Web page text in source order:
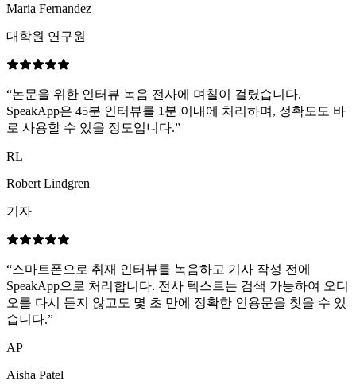
Maria Fernandez
대학원 연구원
“논문을 위한 인터뷰 녹음 전사에 며칠이 걸렸습니다.
SpeakApp은 45분 인터뷰를 1분 이내에 처리하며, 정확도도 바
로 사용할 수 있을 정도입니다.”
RL
Robert Lindgren
기자
“스마트폰으로 취재 인터뷰를 녹음하고 기사 작성 전에
SpeakApp으로 처리합니다. 전사 텍스트는 검색 가능하여 오디
오를 다시 듣지 않고도 몇 초 만에 정확한 인용문을 찾을 수 있
습니다.”
AP
Aisha Patel